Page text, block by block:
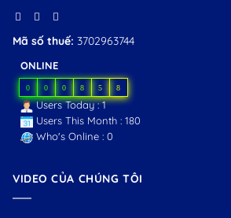
Mã số thuế: 3702963744
ONLINE
0 0 0 8 5 8
Users Today : 1
Users This Month : 180
Who's Online : 0
VIDEO CỦA CHÚNG TÔI